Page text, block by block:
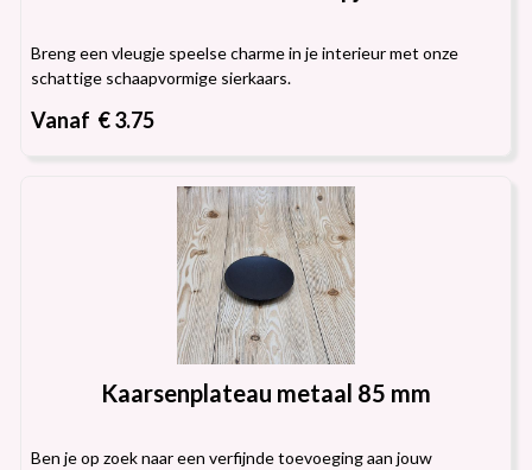
Breng een vleugje speelse charme in je interieur met onze
schattige schaapvormige sierkaars.
Vanaf € 3.75
Kaarsenplateau metaal 85 mm
Ben je op zoek naar een verfijnde toevoeging aan jouw